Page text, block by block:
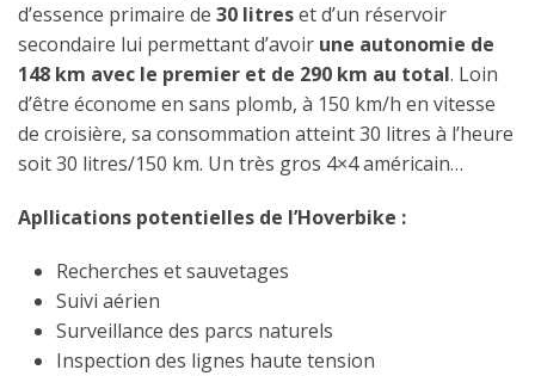
d’essence primaire de 30 litreset d’un réservoir
secondaire lui permettant d’avoir une autonomie de
148 km avec le premier et de 290 km au total. Loin
d’être économe en sans plomb, à 150 km/h en vitesse
de croisière, sa consommation atteint 30 litres à l’heure
soit 30 litres/150 km. Un très gros 4×4 américain…
Apllications potentielles de l’Hoverbike :
Recherches et sauvetages
Suivi aérien
Surveillance des parcs naturels
Inspection des lignes haute tension